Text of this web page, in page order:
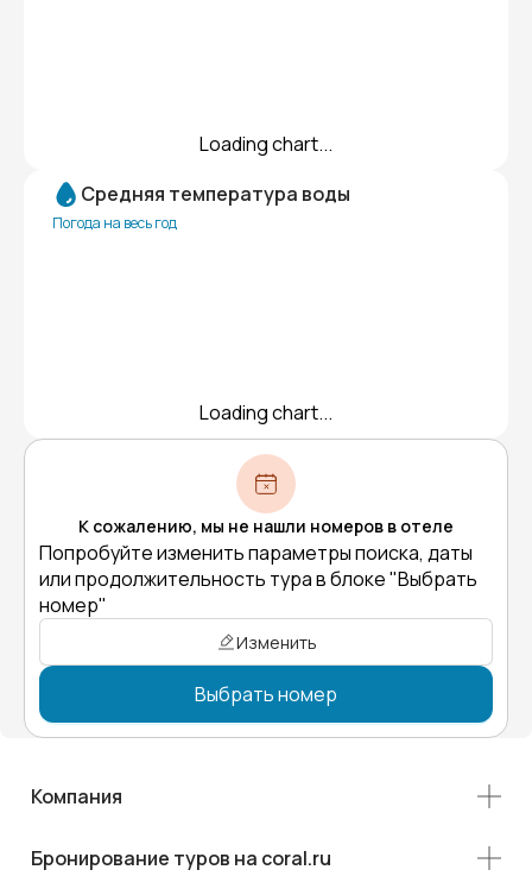
Loading chart...
Средняя температура воды
Погода на весь год
Loading chart...
К сожалению, мы не нашли номеров в отеле
Попробуйте изменить параметры поиска, даты
или продолжительность тура в блоке "Выбрать
номер"
Изменить
Выбрать номер
Компания
Бронирование туров на coral.ru